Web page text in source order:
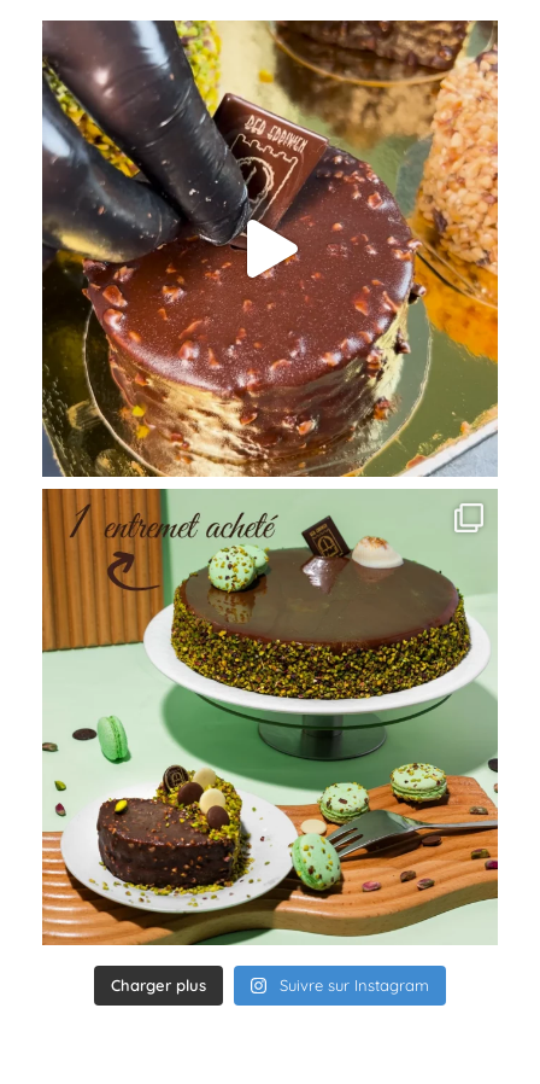
Charger plus Suivre sur Instagram